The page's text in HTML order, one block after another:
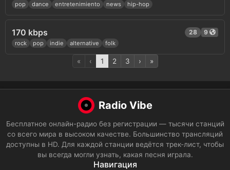
pop dance entretenimiento news hip-hop
170 kbps 28 9
rock pop indie alternative folk
« ‹ 1 2 3 › »
Radio Vibe
Бесплатное онлайн-радио без регистрации — тысячи станций
со всего мира в высоком качестве. Большинство трансляций
доступны в HD. Для каждой станции ведётся трек-лист, чтобы
вы всегда могли узнать, какая песня играла.
Навигация